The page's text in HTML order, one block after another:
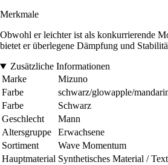
Merkmale
Obwohl er leichter ist als konkurrierende
bietet er überlegene Dämpfung und
Zusätzliche Informationen
Marke
Mizuno
Farbe
schwarz/glowapple/
Farbe
Schwarz
Geschlecht
Mann
Altersgruppe
Erwachsene
Sortiment
Wave Momentum
Hauptmaterial Synthetisches Material /